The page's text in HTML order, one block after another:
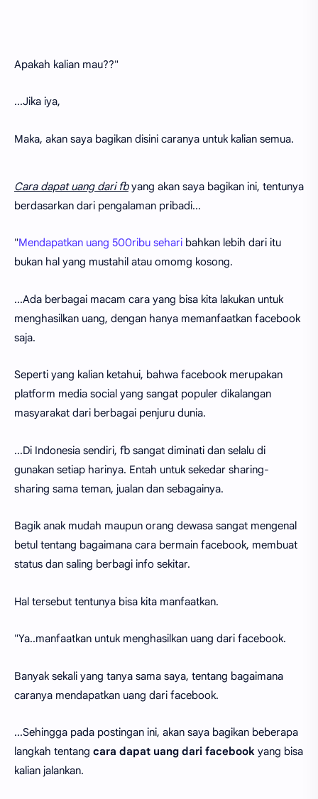
Apakah kalian mau??"
...Jika iya,
Maka, akan saya bagikan disini caranya untuk kalian semua.
Cara dapat uang dari fbyang akan saya bagikan ini, tentunya
berdasarkan dari pengalaman pribadi...
"Mendapatkan uang 500ribu sehari bahkan lebih dari itu
bukan hal yang mustahil atau omomg kosong.
...Ada berbagai macam cara yang bisa kita lakukan untuk
menghasilkan uang, dengan hanya memanfaatkan facebook
saja.
Seperti yang kalian ketahui, bahwa facebook merupakan
platform media social yang sangat populer dikalangan
masyarakat dari berbagai penjuru dunia.
...Di Indonesia sendiri, fb sangat diminati dan selalu di
gunakan setiap harinya. Entah untuk sekedar sharing-
sharing sama teman, jualan dan sebagainya.
Bagik anak mudah maupun orang dewasa sangat mengenal
betul tentang bagaimana cara bermain facebook, membuat
status dan saling berbagi info sekitar.
Hal tersebut tentunya bisa kita manfaatkan.
"Ya..manfaatkan untuk menghasilkan uang dari facebook.
Banyak sekali yang tanya sama saya, tentang bagaimana
caranya mendapatkan uang dari facebook.
...Sehingga pada postingan ini, akan saya bagikan beberapa
langkah tentang cara dapat uang dari facebook yang bisa
kalian jalankan.